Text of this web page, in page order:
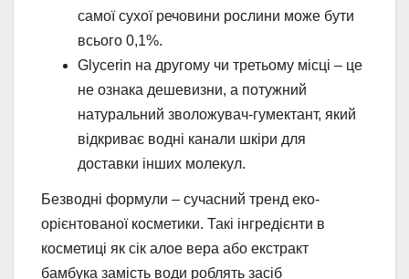
самої сухої речовини рослини може бути
всього 0,1%.
Glycerin на другому чи третьому місці – це
не ознака дешевизни, а потужний
натуральний зволожувач-гумектант, який
відкриває водні канали шкіри для
доставки інших молекул.
Безводні формули – сучасний тренд еко-
орієнтованої косметики. Такі інгредієнти в
косметиці як сік алое вера або екстракт
бамбука замість води роблять засіб